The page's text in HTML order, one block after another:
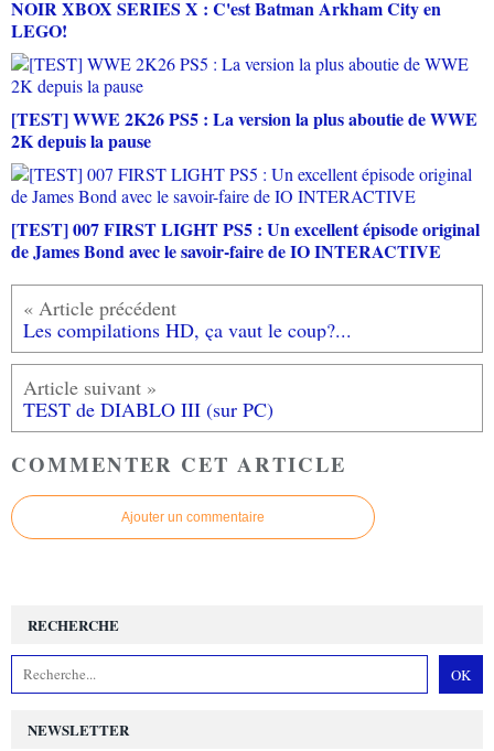
NOIR XBOX SERIES X : C'est Batman Arkham City en
LEGO!
[TEST] WWE 2K26 PS5 : La version la plus aboutie de WWE
2K depuis la pause
[TEST] 007 FIRST LIGHT PS5 : Un excellent épisode original
de James Bond avec le savoir-faire de IO INTERACTIVE
Les compilations HD, ça vaut le coup?...
TEST de DIABLO III (sur PC)
COMMENTER CET ARTICLE
Ajouter un commentaire
NEWSLETTER
RECHERCHE